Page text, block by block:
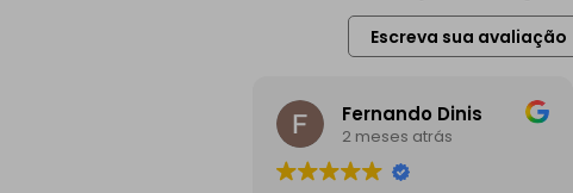
Escreva sua avaliação
Fernando Dinis
2 meses atrás